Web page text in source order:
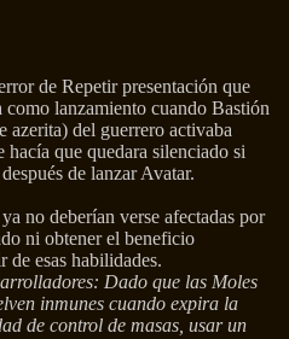
de Repetir presentación que
como lanzamiento cuando Bastión
azerita) del guerrero activaba
que quedara silenciado si
de lanzar Avatar.
no deberían verse afectadas por
ni obtener el beneficio
de esas habilidades.
Dado que las Moles
inmunes cuando expira la
de control de masas, usar un